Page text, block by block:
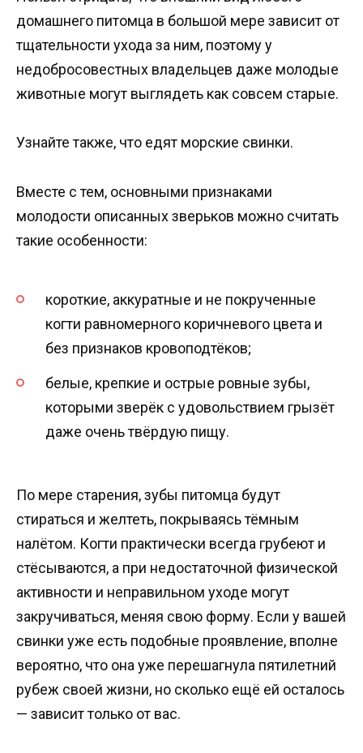
домашнего питомца в большой мере зависит от
тщательности ухода за ним, поэтому у
недобросовестных владельцев даже молодые
животные могут выглядеть как совсем старые.
Узнайте также, что едят морские свинки.
Вместе с тем, основными признаками
молодости описанных зверьков можно считать
такие особенности:
короткие, аккуратные и не покрученные
когти равномерного коричневого цвета и
без признаков кровоподтёков;
белые, крепкие и острые ровные зубы,
которыми зверёк с удовольствием грызёт
даже очень твёрдую пищу.
По мере старения, зубы питомца будут
стираться и желтеть, покрываясь тёмным
налётом. Когти практически всегда грубеют и
стёсываются, а при недостаточной физической
активности и неправильном уходе могут
закручиваться, меняя свою форму. Если у вашей
свинки уже есть подобные проявление, вполне
вероятно, что она уже перешагнула пятилетний
рубеж своей жизни, но сколько ещё ей осталось
— зависит только от вас.